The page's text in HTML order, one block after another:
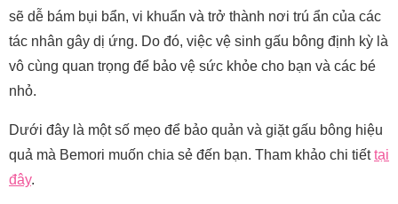
sẽ dễ bám bụi bẩn, vi khuẩn và trở thành nơi trú ẩn của các
tác nhân gây dị ứng. Do đó, việc vệ sinh gấu bông định kỳ là
vô cùng quan trọng để bảo vệ sức khỏe cho bạn và các bé
nhỏ.
Dưới đây là một số mẹo để bảo quản và giặt gấu bông hiệu
quả mà Bemori muốn chia sẻ đến bạn. Tham khảo chi tiếttại
đây.